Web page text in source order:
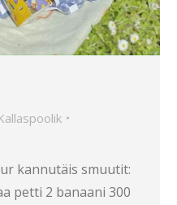
kannutäis smuutit:
petti 2 banaani 300